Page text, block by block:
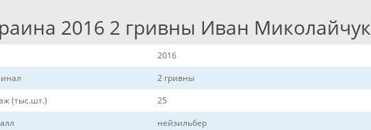
2016 2 гривны Иван Миколайчук
2016
2 гривны
(тыс.шт.)
25
нейзильбер